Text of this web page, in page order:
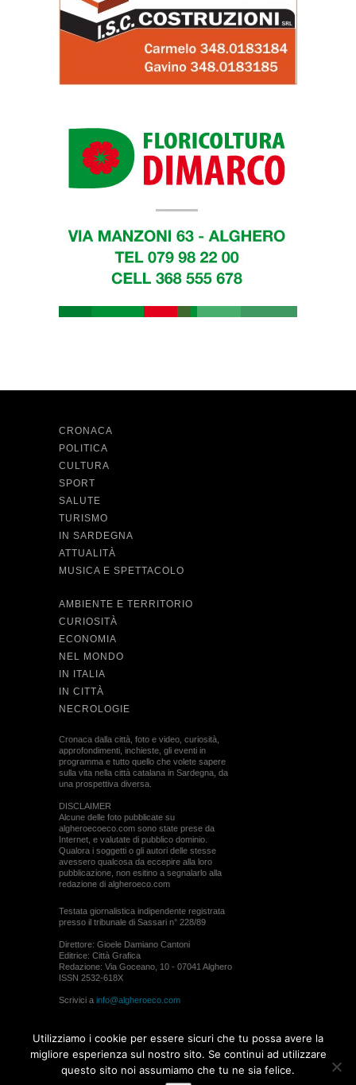
CRONACA
POLITICA
CULTURA
SPORT
SALUTE
TURISMO
IN SARDEGNA
ATTUALITÀ
MUSICA E SPETTACOLO
AMBIENTE E TERRITORIO
CURIOSITÀ
ECONOMIA
NEL MONDO
IN ITALIA
IN CITTÀ
NECROLOGIE
Cronaca dalla città, foto e video, curiosità,
approfondimenti, inchieste, gli eventi in
programma e tutto quello che volete sapere
sulla vita nella città catalana in Sardegna, da
una prospettiva diversa.
DISCLAIMER
Alcune delle foto pubblicate su
algheroecoeco.com sono state prese da
Internet, e valutate di pubblico dominio.
Qualora i soggetti o gli autori delle stesse
avessero qualcosa da eccepire alla loro
pubblicazione, non esitino a segnalarlo alla
redazione di algheroeco.com
Testata giornalistica indipendente registrata
presso il tribunale di Sassari n° 228/89
Direttore: Gioele Damiano Cantoni
Editrice: Città Grafica
Redazione: Via Goceano, 10 - 07041 Alghero
ISSN 2532-618X
Scrivici a info@algheroeco.com
© ALGHERO ECO Riproduzione solo con il
permesso di algheroeco.com
Utilizziamo i cookie per essere sicuri che tu possa avere la
migliore esperienza sul nostro sito. Se continui ad utilizzare
questo sito noi assumiamo che tu ne sia felice.